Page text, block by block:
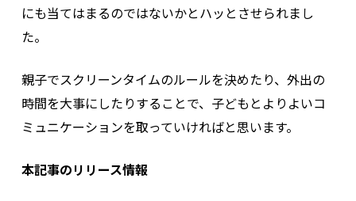
にも当てはまるのではないかとハッとさせられまし
た。
親子でスクリーンタイムのルールを決めたり、外出の
時間を大事にしたりすることで、子どもとよりよいコ
ミュニケーションを取っていければと思います。
本記事のリリース情報